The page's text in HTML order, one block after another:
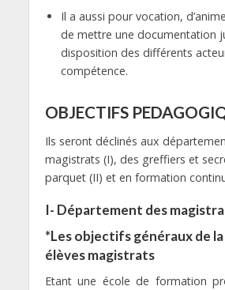
Il a aussi pour vocation,
de mettre une documentation
disposition des différents
compétence.
OBJECTIFS
Ils seront déclinés aux
magistrats (I), des greffiers et
parquet (II) et en formation
I- Département des
*Les objectifs généraux de
élèves magistrats
Etant une école de formation